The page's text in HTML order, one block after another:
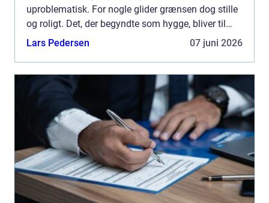
uproblematisk. For nogle glider grænsen dog stille
og roligt. Det, der begyndte som hygge, bliver til
noget, der styrer hverdagen. Når alkoholen ...
Lars Pedersen 07 juni 2026